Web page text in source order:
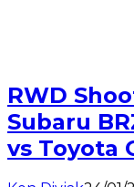
RWD
Subaru
vs Toyota